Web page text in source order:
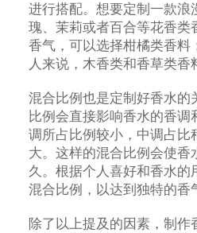
进行搭配。想要定制一款浪
瑰、茉莉或者百合等花香类
香气，可以选择柑橘类香料
人来说，木香类和香草类香
混合比例也是定制好香水的
比例会直接影响香水的香
调所占比例较小，中调占比
大。这样的混合比例会使香
久。根据个人喜好和香水的
混合比例，以达到独特的香
除了以上提及的因素，制